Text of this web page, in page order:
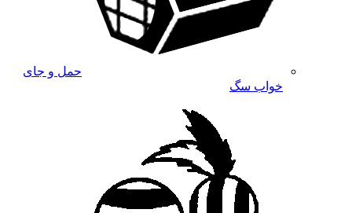
حمل و جای
خواب سگ